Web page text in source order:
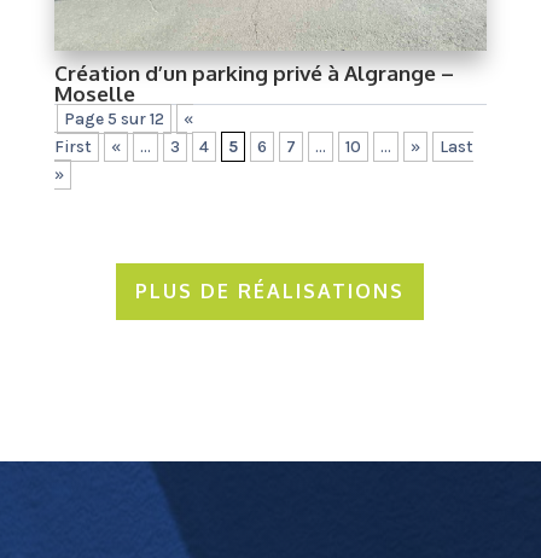
Création d’un parking privé à Algrange –
Moselle
Page 5 sur 12
«
First
« ... 3 4 5 6 7 ... 10 ... »
Last
»
PLUS DE RÉALISATIONS